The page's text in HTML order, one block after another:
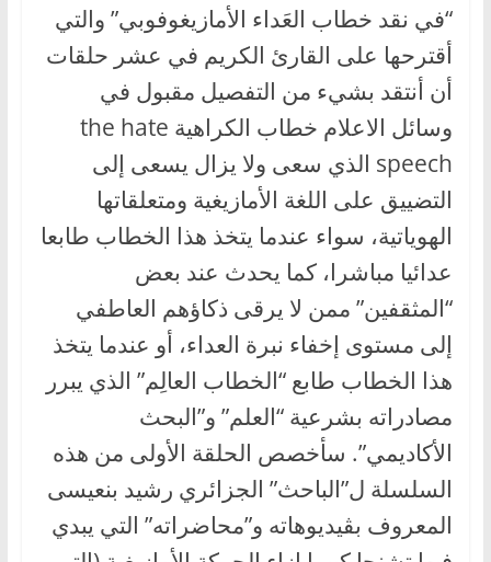
“في نقد خطاب العَداء الأمازيغوفوبي” والتي
أقترحها على القارئ الكريم في عشر حلقات
أن أنتقد بشيء من التفصيل مقبول في
وسائل الاعلام خطاب الكراهية the hate
speech الذي سعى ولا يزال يسعى إلى
التضييق على اللغة الأمازيغية ومتعلقاتها
الهوياتية، سواء عندما يتخذ هذا الخطاب طابعا
عدائيا مباشرا، كما يحدث عند بعض
“المثقفين” ممن لا يرقى ذكاؤهم العاطفي
إلى مستوى إخفاء نبرة العداء، أو عندما يتخذ
هذا الخطاب طابع “الخطاب العالِم” الذي يبرر
مصادراته بشرعية “العلم” و”البحث
الأكاديمي”. سأخصص الحلقة الأولى من هذه
السلسلة ل”الباحث” الجزائري رشيد بنعيسى
المعروف بڤيديوهاته و”محاضراته” التي يبدي